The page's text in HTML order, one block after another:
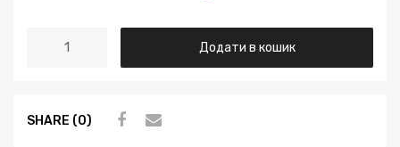
грн.11,800.00.
ціна:
грн.11,499.00.
BMW
Додати в кошик
SHARE (0)